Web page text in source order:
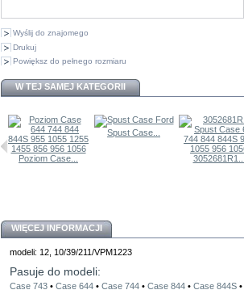
Wyślij do znajomego
Drukuj
Powiększ do pełnego rozmiaru
W TEJ SAMEJ KATEGORII
Poziom Case...
Spust Case...
3052681R1...
WIĘCEJ INFORMACJI
modeli: 12, 10/39/211/VPM1223
Pasuje do modeli:
Case 743 • Case 644 • Case 744 • Case 844 • Case 844S •